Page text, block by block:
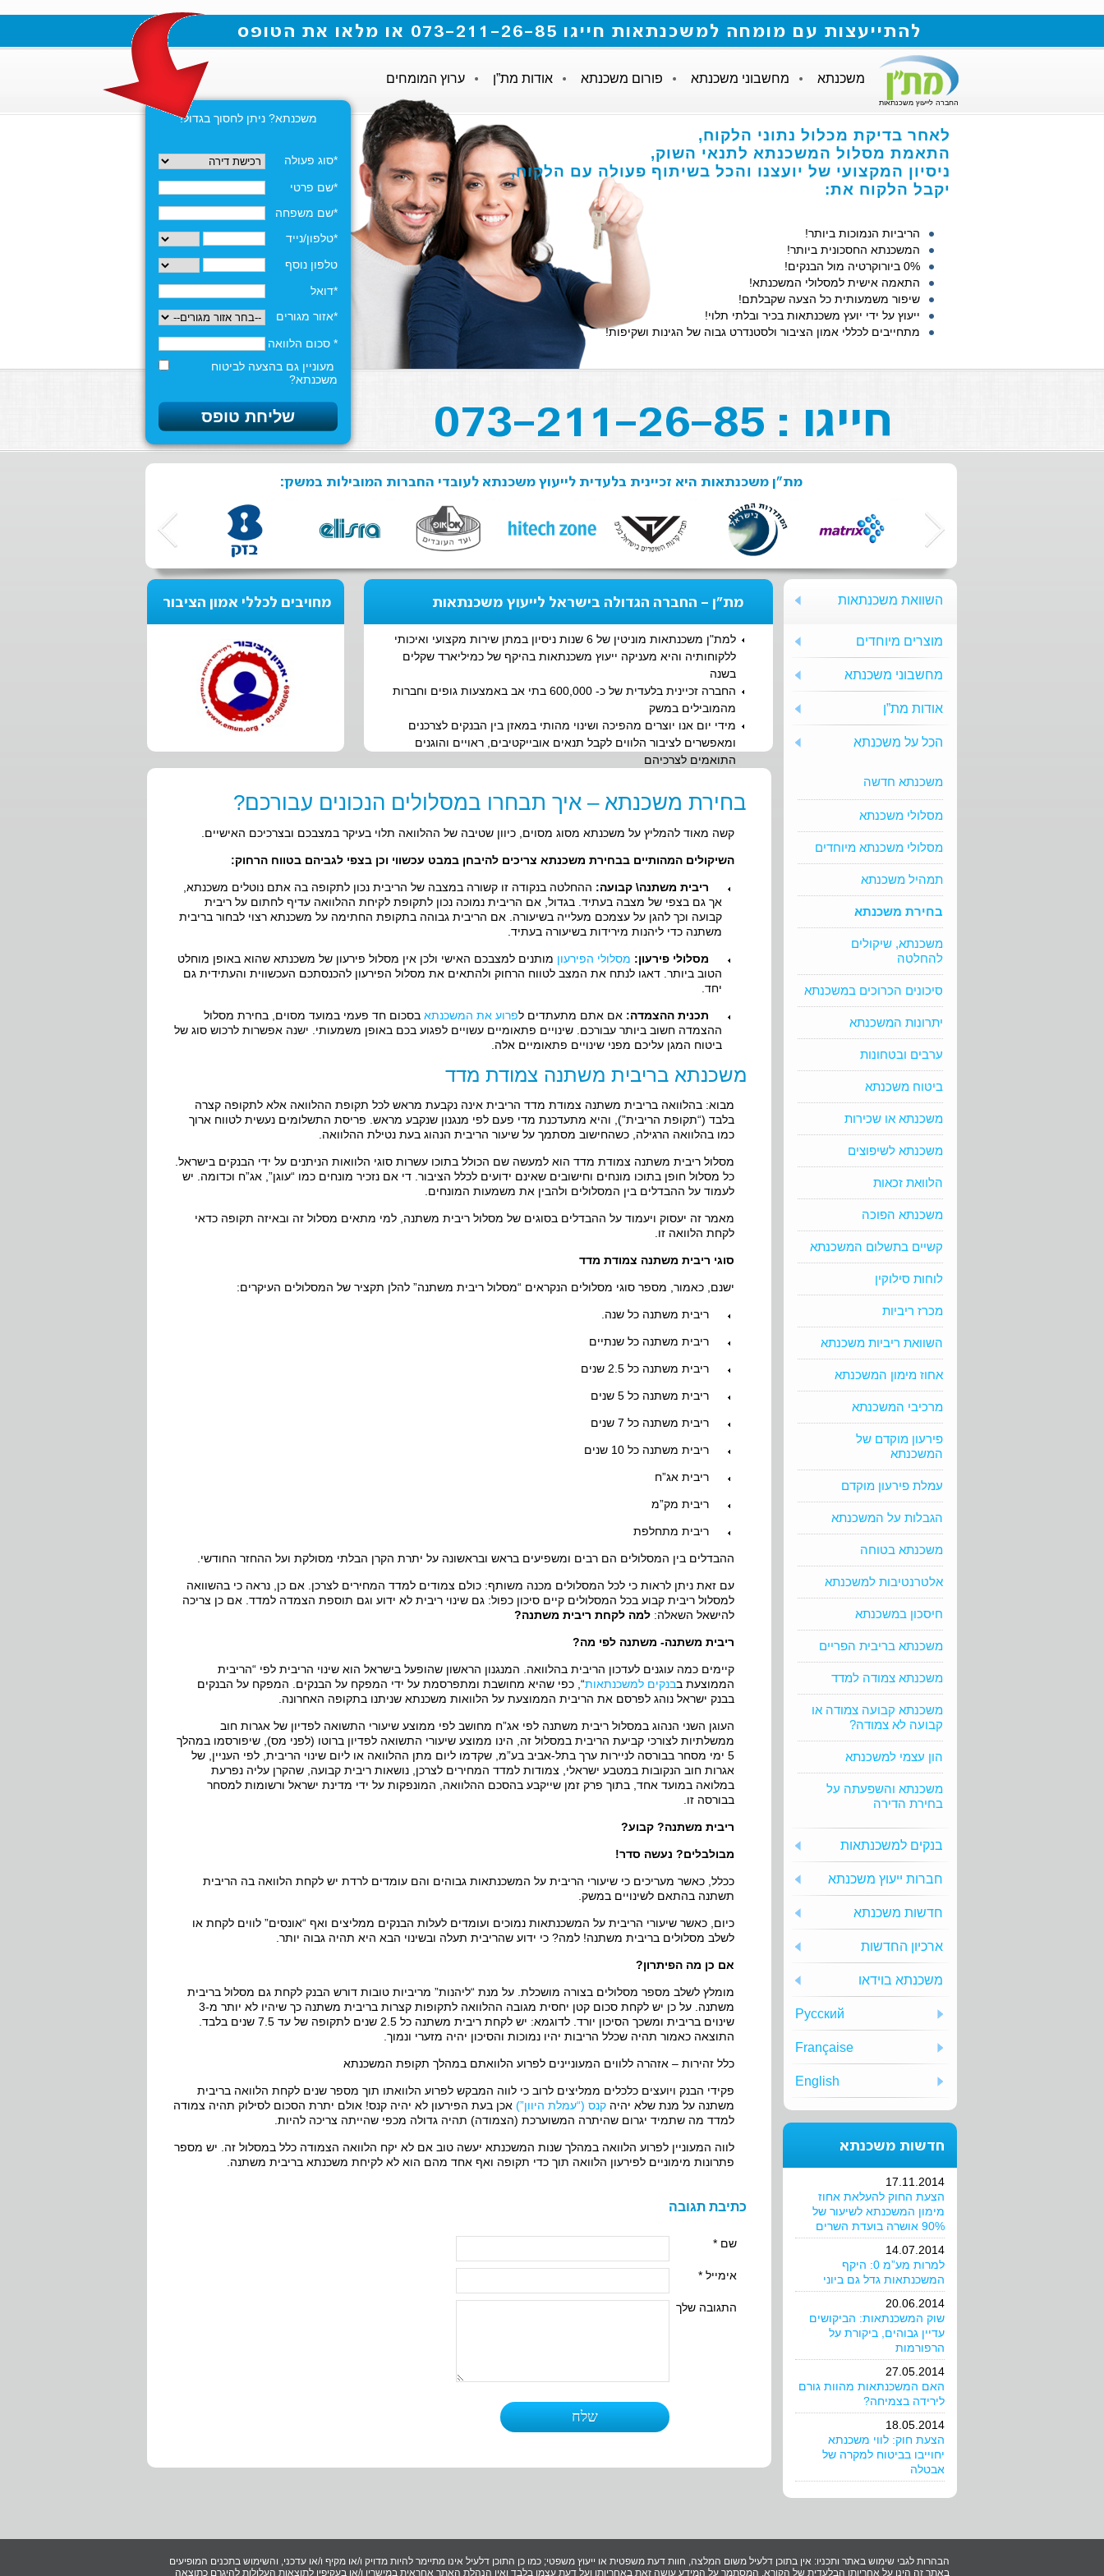
להתייעצות עם מומחה למשכנתאות חייגו 073-211-26-85 או מלאו את הטופס
החברה לייעוץ משכנתאות
משכנתא מחשבוני משכנתא פורום משכנתא אודות מת”ן ערוץ המומחים
משכנתא? ניתן לחסוך בגדול!
*סוג פעולה
*שם פרטי
*שם משפחה
*טלפון/נייד
טלפון נוסף
*דואל
*אזור מגורים
* סכום הלוואה
מעוניין גם בהצעה לביטוח
משכנתא?
לאחר בדיקת מכלול נתוני הלקוח,
התאמת מסלול המשכנתא לתנאי השוק,
ניסיון המקצועי של יועצנו והכל בשיתוף פעולה עם הלקוח,
יקבל הלקוח את:
הריביות הנמוכות ביותר!
המשכנתא החסכונית ביותר!
0% ביורוקרטיה מול הבנקים!
התאמה אישית למסלולי המשכנתא!
שיפור משמעותית כל הצעה שקבלתם!
ייעוץ על ידי יועץ משכנתאות בכיר ובלתי תלוי!
מתחייבים לכללי אמון הציבור ולסטנדרט גבוה של הגינות ושקיפות!
חייגו : 073-211-26-85
מת"ן משכנתאות היא זכיינית בלעדית לייעוץ משכנתא לעובדי החברות המובילות במשק:
השוואת משכנתאות
מוצרים מיוחדים
מחשבוני משכנתא
אודות מת”ן
הכל על משכנתא
משכנתא חדשה
מסלולי משכנתא
מסלולי משכנתא מיוחדים
תמהיל משכנתא
בחירת משכנתא
משכנתא, שיקולים
להחלטה
סיכונים הכרוכים במשכנתא
יתרונות המשכנתא
ערבים ובטחונות
ביטוח משכנתא
משכנתא או שכירות
משכנתא לשיפוצים
הלוואת זכאות
משכנתא הפוכה
קשיים בתשלום המשכנתא
לוחות סילוקין
מכרז ריביות
השוואת ריביות משכנתא
אחוז מימון המשכנתא
מרכיבי המשכנתא
פירעון מוקדם של
המשכנתא
עמלת פירעון מוקדם
הגבלות על המשכנתא
משכנתא בטוחה
אלטרנטיבות למשכנתא
חיסכון במשכנתא
משכנתא בריבית הפריים
משכנתא צמודה למדד
משכנתא קבועה צמודה או
קבועה לא צמודה?
הון עצמי למשכנתא
משכנתא והשפעתה על
בחירת הדירה
בנקים למשכנתאות
חברות ייעוץ משכנתא
חדשות משכנתא
ארכיון החדשות
משכנתא בוידאו
Русский
Française
English
חדשות משכנתא
17.11.2014
הצעת החוק להעלאת אחוז
מימון המשכנתא לשיעור של
90% אושרה בועדת השרים
14.07.2014
למרות מע”מ 0: היקף
המשכנתאות גדל גם ביוני
20.06.2014
שוק המשכנתאות: הביקושים
עדיין גבוהים, ביקורת על
הרפורמות
27.05.2014
האם המשכנתאות מהוות גורם
לירידה בצמיחה?
18.05.2014
הצעת חוק: לווי משכנתא
יחוייבו בביטוח למקרה של
אבטלה
מחויבים לכללי אמון הציבור מת"ן - החברה הגדולה בישראל לייעוץ משכנתאות
למת"ן משכנתאות מוניטין של 6 שנות ניסיון במתן שירות מקצועי ואיכותי
ללקוחותיה והיא מעניקה ייעוץ משכנתאות בהיקף של כמיליארד שקלים
בשנה
החברה זכיינית בלעדית של כ- 600,000 בתי אב באמצעות גופים וחברות
מהמובילים במשק
מידי יום אנו יוצרים מהפיכה ושינוי מהותי במאזן בין הבנקים לצרכנים
ומאפשרים לציבור הלווים לקבל תנאים אובייקטיבים, ראויים והוגנים
התואמים לצרכיהם
בחירת משכנתא – איך תבחרו במסלולים הנכונים עבורכם?
קשה מאוד להמליץ על משכנתא מסוג מסוים, כיוון שטיבה של ההלוואה תלוי בעיקר במצבכם ובצרכיכם האישיים.
השיקולים המהותיים בבחירת משכנתא צריכים להיבחן במבט עכשווי וכן בצפי לגביהם בטווח הרחוק:
ריבית משתנה\ קבועה: ההחלטה בנקודה זו קשורה במצבה של הריבית נכון לתקופה בה אתם נוטלים משכנתא,
אך גם בצפי של מצבה בעתיד. בגדול, אם הריבית נמוכה נכון לתקופת לקיחת ההלוואה עדיף לחתום על ריבית
קבועה וכך להגן על עצמכם מעלייה בשיעורה. אם הריבית גבוהה בתקופת החתימה על משכנתא רצוי לבחור בריבית
משתנה כדי ליהנות מירידות בשיעורה בעתיד.
מסלולי פירעון: מסלולי הפירעון מותנים למצבכם האישי ולכן אין מסלול פירעון של משכנתא שהוא באופן מוחלט
הטוב ביותר. דאגו לנתח את המצב לטווח הרחוק ולהתאים את מסלול הפירעון להכנסתכם העכשווית והעתידית גם
יחד.
תכנית ההצמדה: אם אתם מתעתדים לפרוע את המשכנתא בסכום חד פעמי במועד מסוים, בחירת מסלול
ההצמדה חשוב ביותר עבורכם. שינויים פתאומיים עשויים לפגוע בכם באופן משמעותי. ישנה אפשרות לרכוש סוג של
ביטוח המגן עליכם מפני שינויים פתאומיים אלה.
משכנתא בריבית משתנה צמודת מדד
מבוא: בהלוואה בריבית משתנה צמודת מדד הריבית אינה נקבעת מראש לכל תקופת ההלוואה אלא לתקופה קצרה
בלבד (“תקופת הריבית”), והיא מתעדכנת מדי פעם לפי מנגנון שנקבע מראש. פריסת התשלומים נעשית לטווח ארוך
כמו בהלוואה הרגילה, כשהחישוב מסתמך על שיעור הריבית הנהוג בעת נטילת ההלוואה.
מסלול ריבית משתנה צמודת מדד הוא למעשה שם הכולל בתוכו עשרות סוגי הלוואות הניתנים על ידי הבנקים בישראל.
כל מסלול חופן בתוכו מונחים וחישובים שאינם ידועים לכלל הציבור. די אם נזכיר מונחים כמו “עוגן”, אג”ח וכדומה. יש
לעמוד על ההבדלים בין המסלולים ולהבין את משמעות המונחים.
מאמר זה יעסוק ויעמוד על ההבדלים בסוגים של מסלול ריבית משתנה, למי מתאים מסלול זה ובאיזה תקופה כדאי
לקחת הלוואה זו.
סוגי ריבית משתנה צמודת מדד
ישנם, כאמור, מספר סוגי מסלולים הנקראים “מסלול ריבית משתנה” להלן תקציר של המסלולים העיקרים:
ריבית משתנה כל שנה.
ריבית משתנה כל שנתיים
ריבית משתנה כל 2.5 שנים
ריבית משתנה כל 5 שנים
ריבית משתנה כל 7 שנים
ריבית משתנה כל 10 שנים
ריבית אג”ח
ריבית מק”מ
ריבית מתחלפת
ההבדלים בין המסלולים הם רבים ומשפיעים בראש ובראשונה על יתרת הקרן הבלתי מסולקת ועל ההחזר החודשי.
עם זאת ניתן לראות כי לכל המסלולים מכנה משותף: כולם צמודים למדד המחירים לצרכן. אם כן, נראה כי בהשוואה
למסלול ריבית קבוע בכל המסלולים קיים סיכון כפול: גם שינוי ריבית לא ידוע וגם תוספת הצמדה למדד. אם כן צריכה
להישאל השאלה: למה לקחת ריבית משתנה?
ריבית משתנה- משתנה לפי מה?
קיימים כמה עוגנים לעדכון הריבית בהלוואה. המנגנון הראשון שהופעל בישראל הוא שינוי הריבית לפי “הריבית
הממוצעת בבנקים למשכנתאות“, כפי שהיא מחושבת ומתפרסמת על ידי המפקח על הבנקים. המפקח על הבנקים
בבנק ישראל נוהג לפרסם את הריבית הממוצעת על הלוואות משכנתא שניתנו בתקופה האחרונה.
העוגן השני הנהוג במסלול ריבית משתנה לפי אג”ח מחושב לפי ממוצע שיעורי התשואה לפדיון של אגרות חוב
ממשלתיות לצורכי קביעת הריבית במסלול זה, הינו ממוצע שיעורי התשואה לפדיון ברוטו (לפני מס), שיפורסמו במהלך
5 ימי מסחר בבורסה לניירות ערך בתל-אביב בע”מ, שקדמו ליום מתן ההלוואה או ליום שינוי הריבית, לפי העניין, של
אגרות חוב הנקובות במטבע ישראלי, צמודות למדד המחירים לצרכן, נושאות ריבית קבועה, שהקרן עליה נפרעת
במלואה במועד אחד, בתוך פרק זמן שייקבע בהסכם ההלוואה, המונפקות על ידי מדינת ישראל ורשומות למסחר
בבורסה זו.
ריבית משתנה? קבוע?
מבולבלים? נעשה סדר!
ככלל, כאשר מעריכים כי שיעורי הריבית על המשכנתאות גבוהים והם עומדים לרדת יש לקחת הלוואה בה הריבית
תשתנה בהתאם לשינויים במשק.
כיום, כאשר שיעורי הריבית על המשכנתאות נמוכים ועומדים לעלות הבנקים ממליצים ואף “אונסים” לווים לקחת או
לשלב מסלולים בריבית משתנה! למה? כי ידוע שהריבית תעלה ובשינוי הבא היא תהיה גבוה יותר.
אם כן מה הפיתרון?
מומלץ לשלב מספר מסלולים בצורה מושכלת. על מנת “ליהנות” מריביות טובות דורש הבנק לקחת גם מסלול בריבית
משתנה. על כן יש לקחת סכום קטן יחסית מגובה ההלוואה לתקופות קצרות בריבית משתנה כך שיהיו לא יותר מ-3
שינוים בריבית ומשכך הסיכון יורד. לדוגמא: יש לקחת ריבית משתנה כל 2.5 שנים לתקופה של עד 7.5 שנים בלבד.
התוצאה כאמור תהיה שכלל הריבות יהיו נמוכות והסיכון יהיה מזערי ונמוך.
כלל זהירות – אזהרה ללווים המעוניינים לפרוע הלוואתם במהלך תקופת המשכנתא
פקידי הבנק ויועצים כלכלים ממליצים לרוב כי לווה המבקש לפרוע הלוואתו תוך מספר שנים לקחת הלוואה בריבית
משתנה על מנת שלא יהיה קנס (“עמלת היוון”) אכן בעת הפירעון לא יהיה קנס! אולם יתרת הסכום לסילוק תהיה צמודה
למדד מה שתמיד יגרום שהיתרה המשוערכת (הצמודה) תהיה גדולה מכפי שהייתה צריכה להיות.
לווה המעוניין לפרוע הלוואה במהלך שנות המשכנתא יעשה טוב אם לא יקח הלוואה הצמודה כלל במסלול זה. יש מספר
פתרונות מימוניים לפירעון הלוואה תוך כדי תקופה ואף אחד מהם הוא לא לקיחת משכנתא בריבית משתנה.
כתיבת תגובה
שם *
אימייל *
התגובה שלך
הבהרות לגבי שימוש באתר ותכניו: אין בתוכן דלעיל משום המלצה, חוות דעת משפטית או ייעוץ משפטי; כמו כן התוכן דלעיל אינו מתיימר להיות מדויק ו/או מקיף ו/או עדכני, והשימוש בתכנים המופיעים
באתר זה הינו על אחריותו הבלעדית של הקורא. המסתמך על המידע עושה זאת באחריותו ועל דעת עצמו בלבד ואין הנהלת האתר אחראית במישרין ו/או בעקיפין לתוצאות העלולות להיגרם כתוצאה